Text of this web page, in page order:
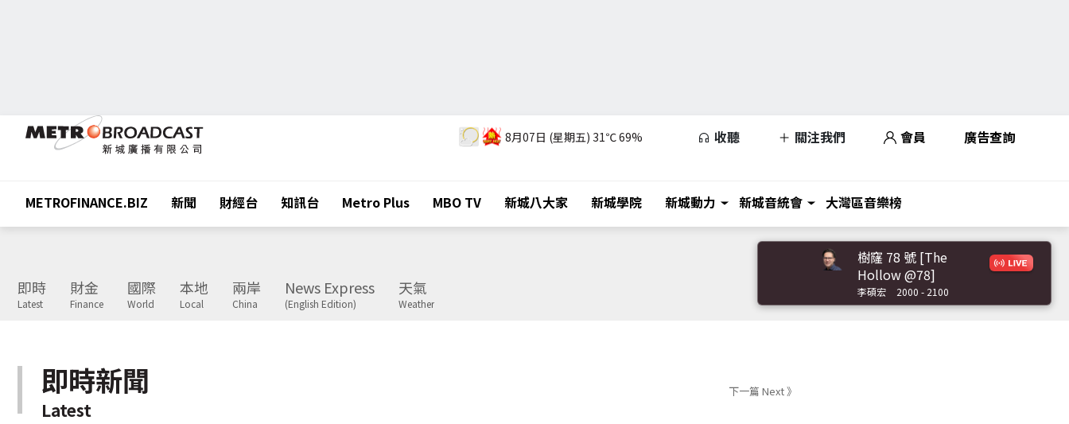
8月07日 (星期五) 31℃69% 收聽 關注我們 會員 廣告查詢
METROFINANCE.BIZ 新聞 財經台 知訊台 Metro Plus MBO TV 新城八大家 新城學院 新城動力 新城音統會 大灣區音樂榜
即時
Latest
財金
Finance
國際
World
本地
Local
兩岸
China
News Express
(English Edition)
天氣
Weather
樹窿 78 號 [The
Hollow @78]
李碩宏 2000 - 2100
即時新聞
Latest
下一篇 Next 》